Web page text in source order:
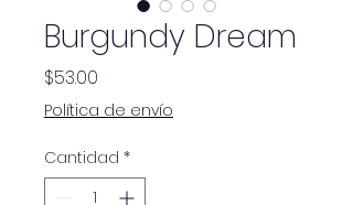
Burgundy Dream
$53.00
Política de envío
Cantidad *